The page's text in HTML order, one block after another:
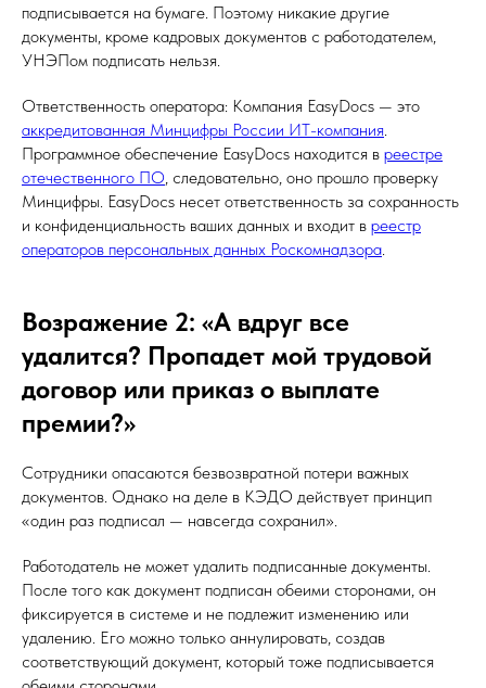
подписывается на бумаге. Поэтому никакие другие
документы, кроме кадровых документов с работодателем,
УНЭПом подписать нельзя.
Ответственность оператора: Компания EasyDocs — это
аккредитованная Минцифры России ИТ-компания.
Программное обеспечение EasyDocs находится в реестре
отечественного ПО, следовательно, оно прошло проверку
Минцифры. EasyDocs несет ответственность за сохранность
и конфиденциальность ваших данных и входит в реестр
операторов персональных данных Роскомнадзора.
Возражение 2: «А вдруг все
удалится? Пропадет мой трудовой
договор или приказ о выплате
премии?»
Сотрудники опасаются безвозвратной потери важных
документов. Однако на деле в КЭДО действует принцип
«один раз подписал — навсегда сохранил».
Работодатель не может удалить подписанные документы.
После того как документ подписан обеими сторонами, он
фиксируется в системе и не подлежит изменению или
удалению. Его можно только аннулировать, создав
соответствующий документ, который тоже подписывается